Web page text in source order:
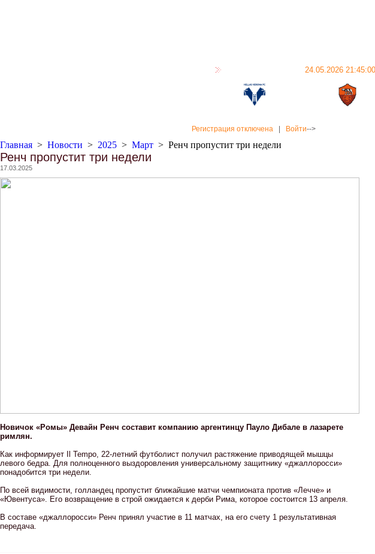
24.05.2026 21:45:00
Регистрация отключена Войти-->
Главная > Новости > 2025 > Март > Ренч пропустит три недели
Ренч пропустит три недели
17.03.2025
Новичок «Ромы» Девайн Ренч составит компанию аргентинцу Пауло Дибале в лазарете
римлян.
Как информирует Il Tempo, 22-летний футболист получил растяжение приводящей мышцы
левого бедра. Для полноценного выздоровления универсальному защитнику «джаллоросси»
понадобится три недели.
По всей видимости, голландец пропустит ближайшие матчи чемпионата против «Лечче» и
«Ювентуса». Его возвращение в строй ожидается к дерби Рима, которое состоится 13 апреля.
В составе «джаллоросси» Ренч принял участие в 11 матчах, на его счету 1 результативная
передача.